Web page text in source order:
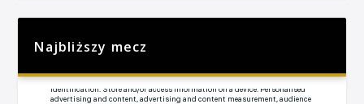
Najbliższy mecz